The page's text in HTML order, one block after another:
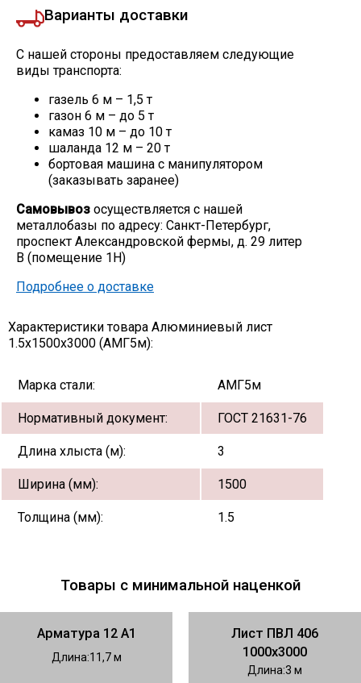
Варианты доставки
С нашей стороны предоставляем следующие
виды транспорта:
газель 6 м – 1,5 т
газон 6 м – до 5 т
камаз 10 м – до 10 т
шаланда 12 м – 20 т
бортовая машина с манипулятором
(заказывать заранее)
Самовывоз осуществляется с нашей
металлобазы по адресу: Санкт-Петербург,
проспект Александровской фермы, д. 29 литер
В (помещение 1Н)
Подробнее о доставке
Характеристики товара Алюминиевый лист
1.5х1500х3000 (АМГ5м):
Марка стали: АМГ5м
Нормативный документ: ГОСТ 21631-76
Длина хлыста (м): 3
Ширина (мм): 1500
Толщина (мм): 1.5
Товары с минимальной наценкой
Арматура 12 А1
Длина 11,7
Лист ПВЛ 406
1000х3000
Длина 3